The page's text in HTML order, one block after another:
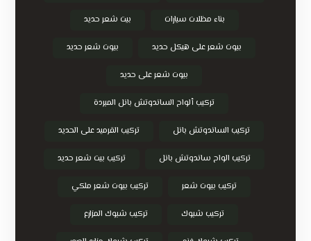
بناء مظلات سيارات بيت شعر حديد
بيوت شعر على هيكل حديد بيوت شعر حديد
بيوت شعر على حديد
تركيب ألواح الساندوتش بانل المبردة
تركيب الساندوتش بانل تركيب القرميد على الحديد
تركيب الواح ساندوتش بانل تركيب بيت شعر حديد
تركيب بيوت شعر تركيب بيوت شعر ملكي
تركيب شبوك تركيب شبوك المزارع